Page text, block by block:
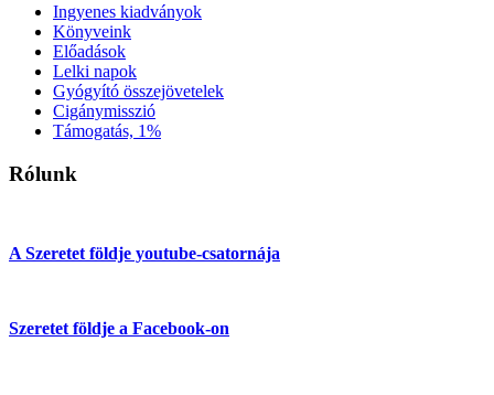
Ingyenes kiadványok
Könyveink
Előadások
Lelki napok
Gyógyító összejövetelek
Cigánymisszió
Támogatás, 1%
Rólunk
A Szeretet földje youtube-csatornája
Szeretet földje a Facebook-on